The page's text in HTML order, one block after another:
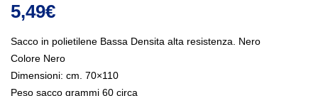
5,49€
Sacco in polietilene Bassa Densita alta resistenza. Nero
Colore Nero
Dimensioni: cm. 70×110
Peso sacco grammi 60 circa